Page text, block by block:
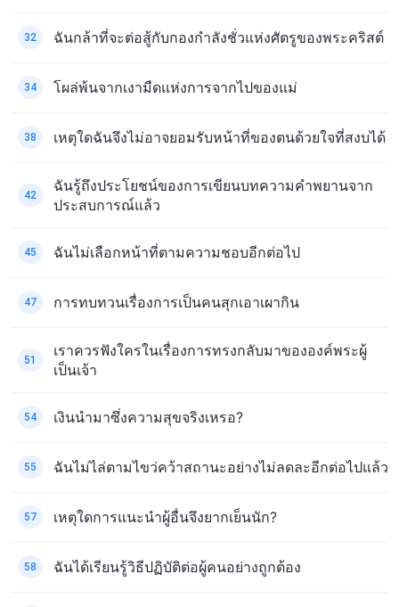
32 ฉันกล้าที่จะต่อสู้กับกองกำลังชั่วแห่งศัตรูของพระคริสต์
34 โผล่พ้นจากเงามืดแห่งการจากไปของแม่
38 เหตุใดฉันจึงไม่อาจยอมรับหน้าที่ของตนด้วยใจที่สงบได้
42
ฉันรู้ถึงประโยชน์ของการเขียนบทความคำพยานจาก
ประสบการณ์แล้ว
45 ฉันไม่เลือกหน้าที่ตามความชอบอีกต่อไป
47 การทบทวนเรื่องการเป็นคนสุกเอาเผากิน
51
เราควรฟังใครในเรื่องการทรงกลับมาขององค์พระผู้
เป็นเจ้า
54 เงินนำมาซึ่งความสุขจริงเหรอ?
55 ฉันไม่ไล่ตามไขว่คว้าสถานะอย่างไม่ลดละอีกต่อไปแล้ว
57 เหตุใดการแนะนำผู้อื่นจึงยากเย็นนัก?
58 ฉันได้เรียนรู้วิธีปฏิบัติต่อผู้คนอย่างถูกต้อง